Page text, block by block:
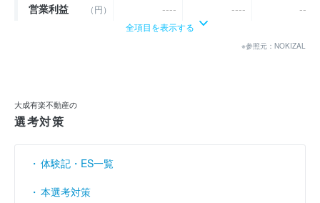
営業利益 （円） ---- ---- ----
利益余剰金
売上伸び率
営業利益率 （％）
経常利益率 （％）
全項目を表示する
※参照元：NOKIZAL
大成有楽不動産の
選考対策
体験記・ES一覧
本選考対策